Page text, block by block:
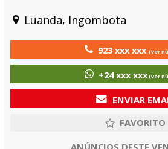
Luanda, Ingombota
923 xxx xxx(ver
+24 xxx xxx(ver
ENVIAR
ANÚNCIOS DESTE